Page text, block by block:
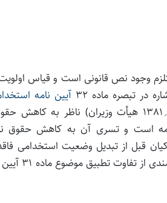
وجود نص قانونی است و قیاس
در تبصره ماده 32
آیین نامه
(موضوع تصویب نامه شماره ‌64018؍ت25342هـ-14؍12؍1381 هیأت
نامه است و تسری آن به کاهش حقوق
قبل از تبدیل وضعیت استخدامی
نتیجه تنزل گروه